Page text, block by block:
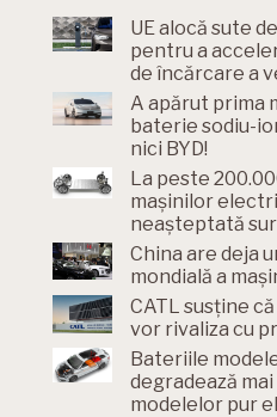
UE alocă sute
pentru a
de încărcare a
A apărut prima
baterie sodiu-
nici BYD!
La peste
mașinilor
neașteptată
China are deja
mondială a
CATL susține
vor rivaliza cu
Bateriile
degradează
modelelor pur